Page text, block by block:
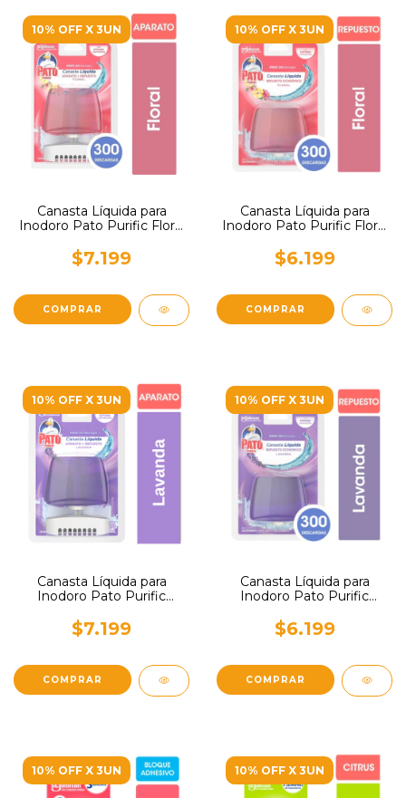
10% OFF X 3UN
Canasta Líquida para
Inodoro Pato Purific Floral
$7.199
10% OFF X 3UN
Canasta Líquida para
Inodoro Pato Purific Floral
$6.199
10% OFF X 3UN
Canasta Líquida para
Inodoro Pato Purific
$7.199
10% OFF X 3UN
Canasta Líquida para
Inodoro Pato Purific
$6.199
10% OFF X 3UN 10% OFF X 3UN